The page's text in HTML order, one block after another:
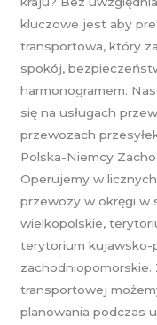
kluczowe jest aby
transportowa, który
spokój,
harmonogramem.
się na usługach
przewozach
Polska-Niemcy
Operujemy w
przewozy w okręgi w
wielkopolskie,
terytorium kujawsko-
zachodniopomorskie.
transportowej
planowania podczas